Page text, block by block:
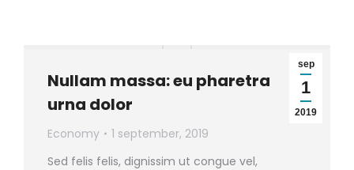
sep
1
2019
Nullam massa: eu pharetra
urna dolor
Economy
1 september, 2019
Sed felis felis, dignissim ut congue vel,